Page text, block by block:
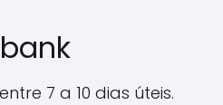
7 a 10 dias úteis.